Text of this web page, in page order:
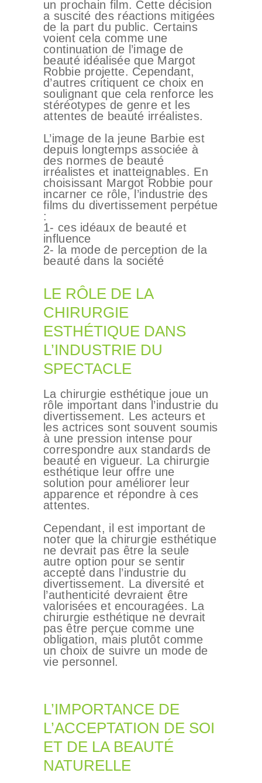
MÉDECINS
TARIFS
A PROPOS
SÉJOUR
CONTACT
un prochain film. Cette décision
a suscité des réactions mitigées
de la part du public. Certains
voient cela comme une
continuation de l’image de
beauté idéalisée que Margot
Robbie projette. Cependant,
d’autres critiquent ce choix en
soulignant que cela renforce les
stéréotypes de genre et les
attentes de beauté irréalistes.
L’image de la jeune Barbie est
depuis longtemps associée à
des normes de beauté
irréalistes et inatteignables. En
choisissant Margot Robbie pour
incarner ce rôle, l’industrie des
films du divertissement perpétue
:
1- ces idéaux de beauté et
influence
2- la mode de perception de la
beauté dans la société
LE RÔLE DE LA
CHIRURGIE
ESTHÉTIQUE DANS
L’INDUSTRIE DU
SPECTACLE
La chirurgie esthétique joue un
rôle important dans l’industrie du
divertissement. Les acteurs et
les actrices sont souvent soumis
à une pression intense pour
correspondre aux standards de
beauté en vigueur. La chirurgie
esthétique leur offre une
solution pour améliorer leur
apparence et répondre à ces
attentes.
Cependant, il est important de
noter que la chirurgie esthétique
ne devrait pas être la seule
autre option pour se sentir
accepté dans l’industrie du
divertissement. La diversité et
l’authenticité devraient être
valorisées et encouragées. La
chirurgie esthétique ne devrait
pas être perçue comme une
obligation, mais plutôt comme
un choix de suivre un mode de
vie personnel.
L’IMPORTANCE DE
L’ACCEPTATION DE SOI
ET DE LA BEAUTÉ
NATURELLE